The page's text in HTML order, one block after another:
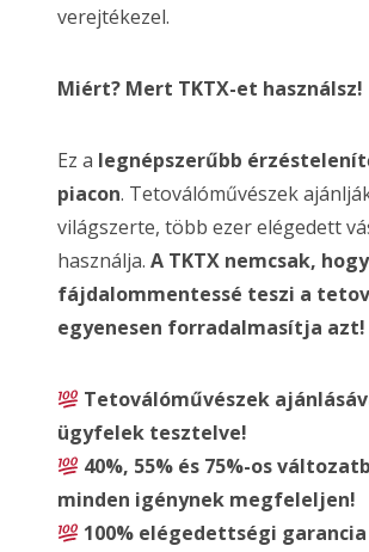
verejtékezel.
Miért? Mert TKTX-et használsz!
Ez a legnépszerűbb
piacon. Tetoválóművészek
világszerte, több ezer elégedett
használja. A TKTX nemcsak, hogy
fájdalommentessé teszi a
egyenesen forradalmasítja azt!
Tetoválóművészek
ügyfelek tesztelve!
40%, 55% és 75%-os
minden igénynek megfeleljen!
100% elégedettségi